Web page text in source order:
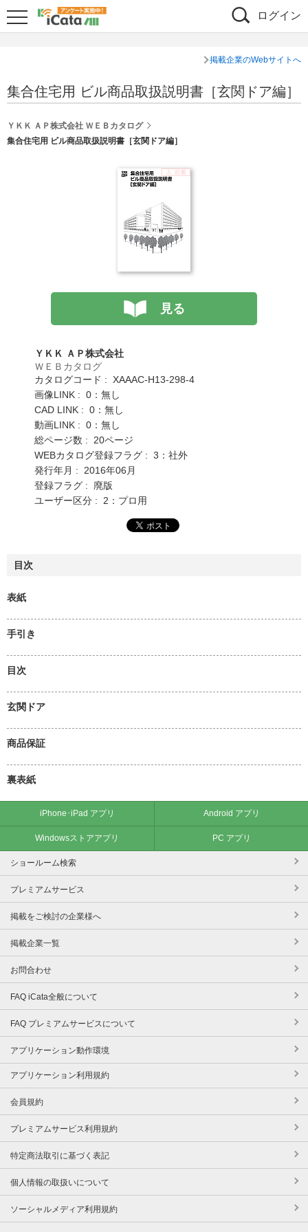
ログイン
掲載企業のWebサイトへ
集合住宅用 ビル商品取扱説明書［玄関ドア編］
ＹＫＫ ＡＰ株式会社 ＷＥＢカタログ
集合住宅用 ビル商品取扱説明書［玄関ドア編］
見る
ＹＫＫ ＡＰ株式会社
ＷＥＢカタログ
カタログコード : XAAAC-H13-298-4
画像LINK : 0：無し
CAD LINK : 0：無し
動画LINK : 0：無し
総ページ数 : 20ページ
WEBカタログ登録フラグ : 3：社外
発行年月 : 2016年06月
登録フラグ : 廃版
ユーザー区分 : 2：プロ用
目次
表紙
手引き
目次
玄関ドア
商品保証
裏表紙
iPhone･iPad アプリ Android アプリ
Windowsストアアプリ PC アプリ
ショールーム検索
プレミアムサービス
掲載をご検討の企業様へ
掲載企業一覧
お問合わせ
FAQ iCata全般について
FAQ プレミアムサービスについて
アプリケーション動作環境
アプリケーション利用規約
会員規約
プレミアムサービス利用規約
特定商法取引に基づく表記
個人情報の取扱いについて
ソーシャルメディア利用規約